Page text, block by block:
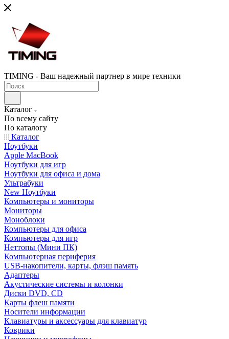
TIMING - Ваш надежный партнер в мире техники
Каталог
По всему сайту
По каталогу
Каталог
Ноутбуки
Apple MacBook
Ноутбуки для игр
Ноутбуки для офиса и дома
Ультрабуки
New Ноутбуки
Компьютеры и мониторы
Мониторы
Моноблоки
Компьютеры для офиса
Компьютеры для игр
Неттопы (Мини ПК)
Компьютерная периферия
USB-накопители, карты, флэш память
Адаптеры
Акустические системы и колонки
Диски DVD, CD
Карты флеш памяти
Носители информации
Клавиатуры и аксессуары для клавиатур
Коврики